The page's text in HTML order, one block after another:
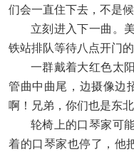
们会一直住下去，不是
立刻进入下一曲。美
铁站排队等待八点开门
一群戴着大红色太阳
管曲中曲尾，边摄像边
啊！兄弟，你们也是东
轮椅上的口琴家可能
着的口琴家也停了，他